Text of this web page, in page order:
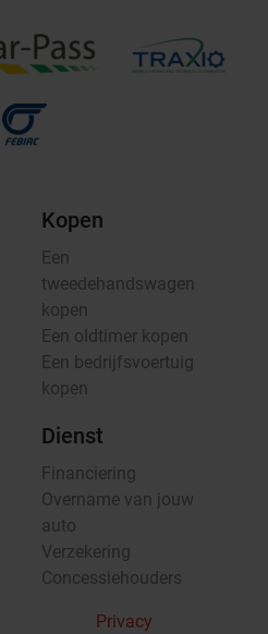
Kopen
Een
tweedehandswagen
kopen
Een oldtimer kopen
Een bedrijfsvoertuig
kopen
Dienst
Financiering
Overname van jouw
auto
Verzekering
Concessiehouders
Privacy